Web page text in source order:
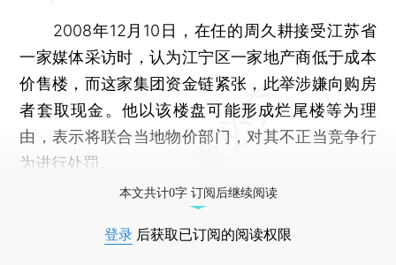
2008年12月10日，在任的周久耕接受江苏省
一家媒体采访时，认为江宁区一家地产商低于成本
价售楼，而这家集团资金链紧张，此举涉嫌向购房
者套取现金。他以该楼盘可能形成烂尾楼等为理
由，表示将联合当地物价部门，对其不正当竞争行
为进行处罚。
本文共计0字 订阅后继续阅读
登录 后获取已订阅的阅读权限